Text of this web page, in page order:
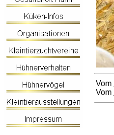
Vom
Vom